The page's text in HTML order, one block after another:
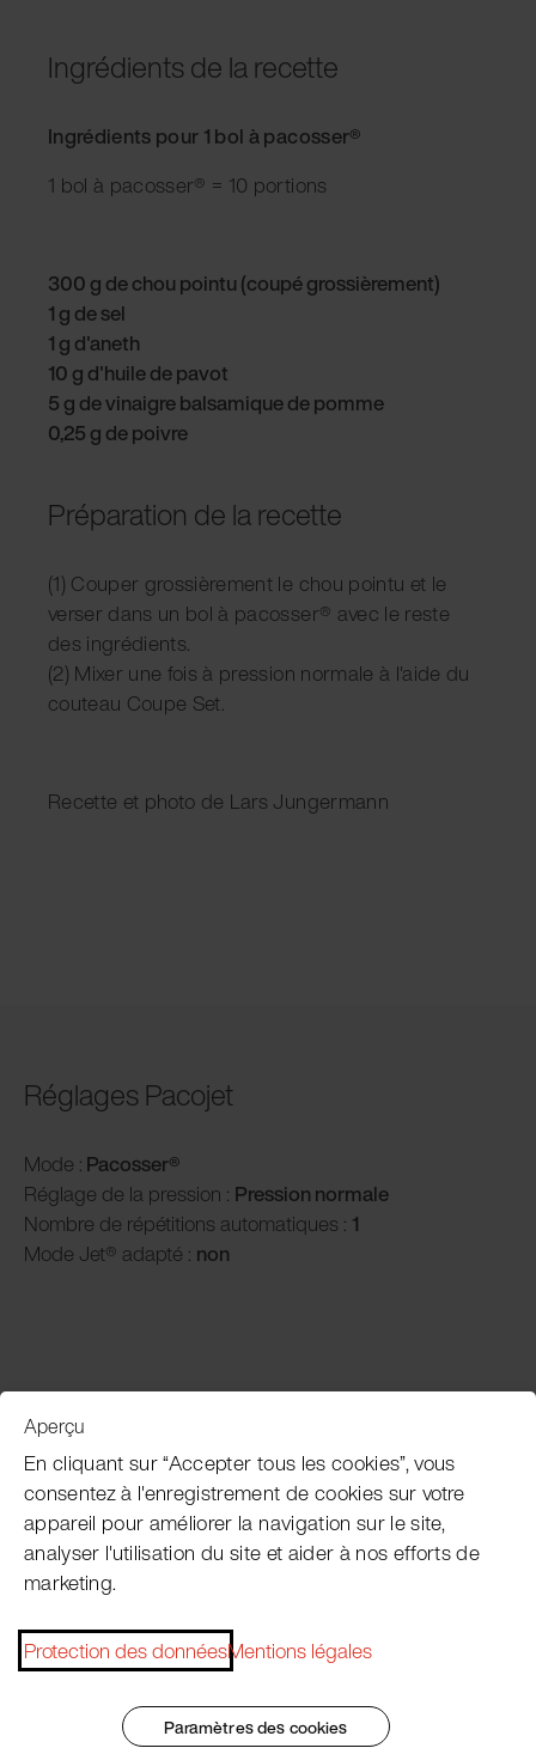
Ingrédients de la recette
Ingrédients pour 1 bol à pacosser®
1 bol à pacosser® = 10 portions
300 g de chou pointu (coupé grossièrement)
1 g de sel
1 g d'aneth
10 g d'huile de pavot
5 g de vinaigre balsamique de pomme
0,25 g de poivre
Préparation de la recette
(1) Couper grossièrement le chou pointu et le
verser dans un bol à pacosser® avec le reste
des ingrédients.
(2) Mixer une fois à pression normale à l'aide du
couteau Coupe Set.
Recette et photo de Lars Jungermann
Réglages Pacojet
Mode : Pacosser®
Réglage de la pression : Pression normale
Nombre de répétitions automatiques : 1
Mode Jet® adapté : non
Service clientèle
Subscribe Pacojet Newsletter
Would you like to be regularly updated on news, event
Aperçu
En cliquant sur “Accepter tous les cookies”, vous
consentez à l'enregistrement de cookies sur votre
appareil pour améliorer la navigation sur le site,
analyser l'utilisation du site et aider à nos efforts de
marketing.
Protection des donnéesMentions légales
Paramètres des cookies